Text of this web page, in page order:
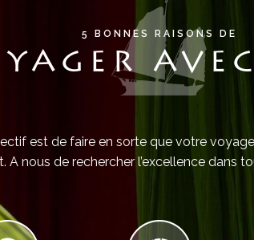
5 BONNES RAISONS DE
est de faire en sorte que votre
A nous de rechercher l’excellence dans